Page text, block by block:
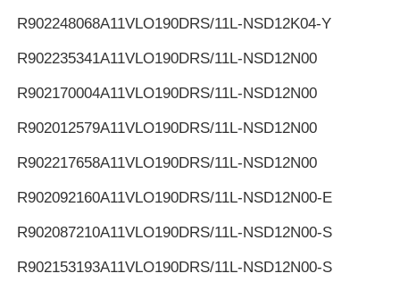
R902248068A11VLO190DRS/11L-NSD12K04-Y
R902235341A11VLO190DRS/11L-NSD12N00
R902170004A11VLO190DRS/11L-NSD12N00
R902012579A11VLO190DRS/11L-NSD12N00
R902217658A11VLO190DRS/11L-NSD12N00
R902092160A11VLO190DRS/11L-NSD12N00-E
R902087210A11VLO190DRS/11L-NSD12N00-S
R902153193A11VLO190DRS/11L-NSD12N00-S